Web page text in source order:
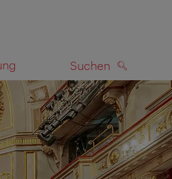
Suchen